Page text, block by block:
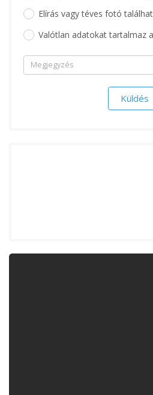
Elírás vagy téves fotó
Valótlan adatokat tartalmaz